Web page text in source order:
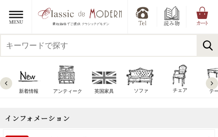
新着情報 アンティーク 英国家具 ソファ チェア テ